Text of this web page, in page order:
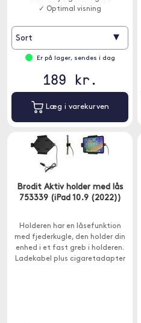
✓ Optimal visning
Sort ▾
Er på lager, sendes i dag
189 kr.
Læg i varekurven
Brodit Aktiv holder med lås
753339 (iPad 10.9 (2022))
Holderen har en låsefunktion
med fjederkugle, den holder din
enhed i et fast greb i holderen.
Ladekabel plus cigaretadapter